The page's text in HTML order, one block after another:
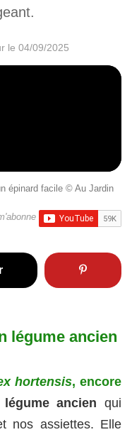
le 04/09/2025
épinard facile © Au Jardin
légume ancien
hortensis, encore
légume ancien qui
nos assiettes. Elle